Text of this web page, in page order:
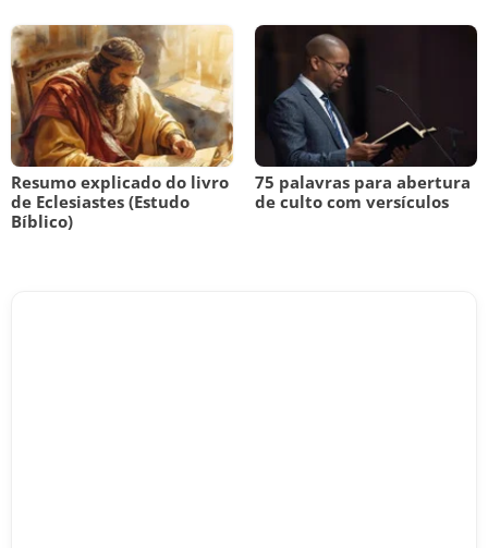
Resumo explicado do livro
de Eclesiastes (Estudo
Bíblico)
75 palavras para abertura
de culto com versículos